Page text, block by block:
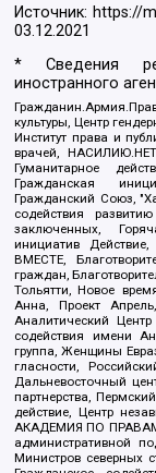
Источник: https://
03.12.2021
* Сведения
иностранного
культуры, Центр
Институт права и
врачей,
Гуманитарное
Гражданская
Гражданский Союз,
содействия
заключенных,
инициатив
ВМЕСТЕ,
граждан,
Тольятти, Новое
Анна, Проект
Аналитический
содействия имени
группа, Женщины
гласности,
Дальневосточный
партнерства,
действие, Центр
АКАДЕМИЯ ПО ПРАВАМ
административной
Министров северных